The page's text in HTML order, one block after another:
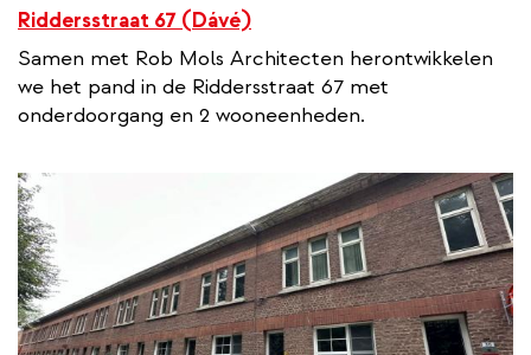
Riddersstraat 67 (Dávé)
Samen met Rob Mols Architecten herontwikkelen
we het pand in de Riddersstraat 67 met
onderdoorgang en 2 wooneenheden.